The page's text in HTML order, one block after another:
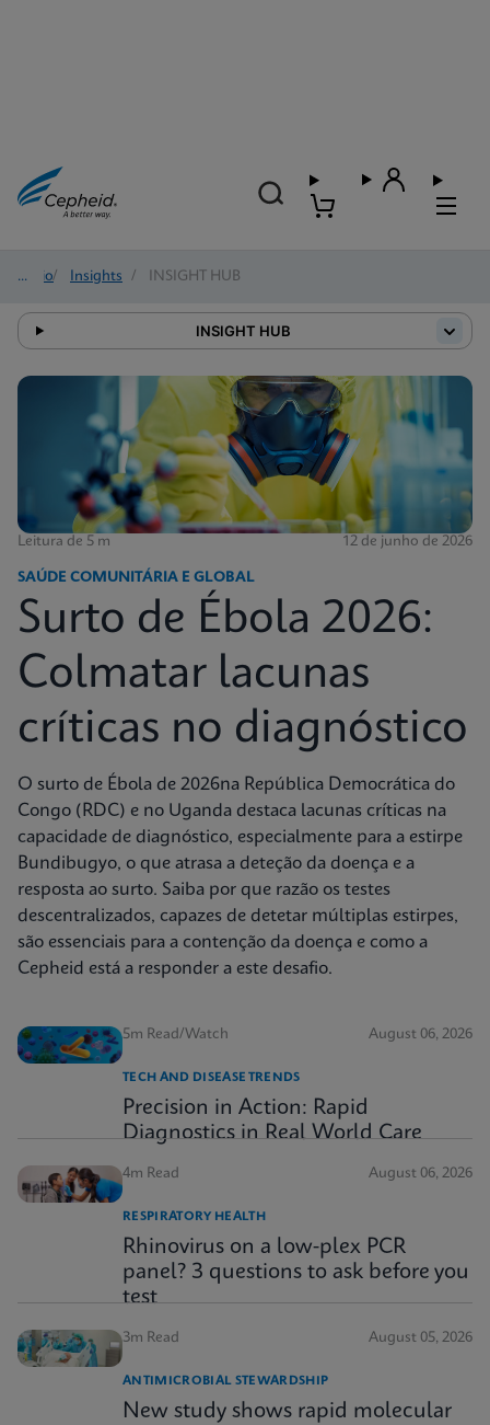
Início/ Insights / INSIGHT HUB
INSIGHT HUB
Leitura de 5 m 12 de junho de 2026
SAÚDE COMUNITÁRIA E GLOBAL
Surto de Ébola 2026:
Colmatar lacunas
críticas no diagnóstico
O surto de Ébola de 2026na República Democrática do
Congo (RDC) e no Uganda destaca lacunas críticas na
capacidade de diagnóstico, especialmente para a estirpe
Bundibugyo, o que atrasa a deteção da doença e a
resposta ao surto. Saiba por que razão os testes
descentralizados, capazes de detetar múltiplas estirpes,
são essenciais para a contenção da doença e como a
Cepheid está a responder a este desafio.
5m Read/Watch August 06, 2026
TECH AND DISEASE TRENDS
Precision in Action: Rapid
Diagnostics in Real World Care
4m Read August 06, 2026
RESPIRATORY HEALTH
Rhinovirus on a low-plex PCR
panel? 3 questions to ask before you
test
3m Read August 05, 2026
ANTIMICROBIAL STEWARDSHIP
New study shows rapid molecular